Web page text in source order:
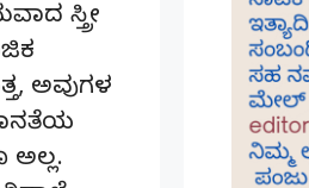
ಸ್ತ್ರೀ
ಅವುಗಳ
ಅಲ್ಲ.